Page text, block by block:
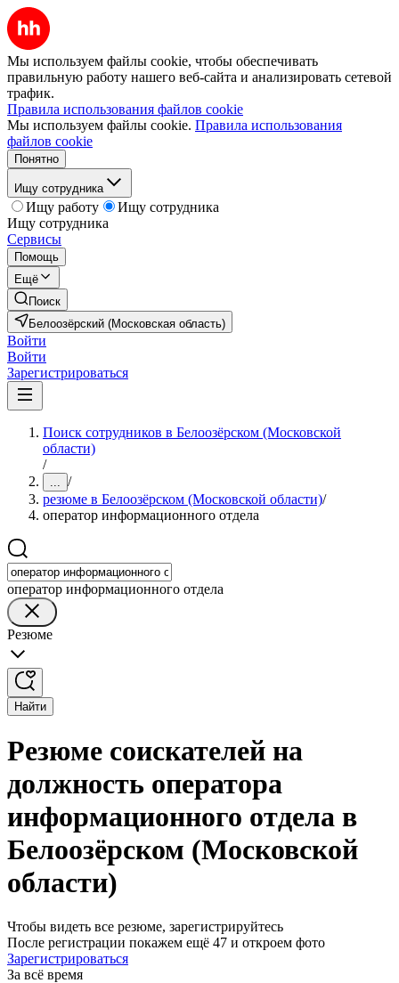
Мы используем файлы cookie, чтобы обеспечивать
правильную работу нашего веб-сайта и анализировать сетевой
трафик.
Правила использования файлов cookie
Мы используем файлы cookie. Правила использования
файлов cookie
Понятно
Ищу сотрудника
Ищу работу
Ищу сотрудника
Ищу сотрудника
Сервисы
Помощь
Ещё
Поиск
Белоозёрский (Московская область)
Войти
Войти
Зарегистрироваться
Поиск сотрудников в Белоозёрском (Московской
области)
/
... /
резюме в Белоозёрском (Московской области)/
оператор информационного отдела
оператор информационного отдела
Резюме
Найти
Резюме соискателей на
должность оператора
информационного отдела в
Белоозёрском (Московской
области)
Чтобы видеть все резюме, зарегистрируйтесь
После регистрации покажем ещё 47 и откроем фото
Зарегистрироваться
За всё время